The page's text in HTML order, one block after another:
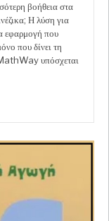
βοήθεια στα
Η λύση για
εφαρμογή που
που δίνει τη
υπόσχεται